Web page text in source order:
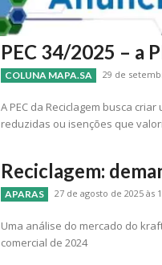
PEC 34/2025 – a
COLUNA MAPA.SA 29 de
A PEC da Reciclagem busca
reduzidas ou isenções que
Reciclagem:
APARAS 27 de agosto de 2025 às
Uma análise do mercado do
comercial de 2024